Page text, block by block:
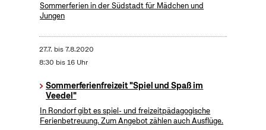
Sommerferien in der Südstadt für Mädchen und
Jungen
27.7. bis7.8.2020
8:30 bis 16 Uhr
Sommerferienfreizeit "Spiel und Spaß im
Veedel"
In Rondorf gibt es spiel- und freizeitpädagogische
Ferienbetreuung. Zum Angebot zählen auch Ausflüge.